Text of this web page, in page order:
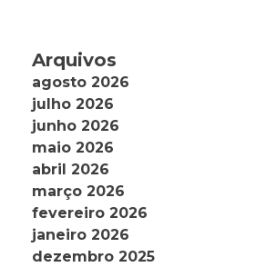
Arquivos
agosto 2026
julho 2026
junho 2026
maio 2026
abril 2026
março 2026
fevereiro 2026
janeiro 2026
dezembro 2025